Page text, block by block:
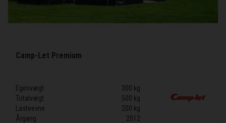
Camp-Let Premium
Egenvægt
300 kg
Totalvægt
500 kg
Lasteevne
200 kg
Årgang
2012